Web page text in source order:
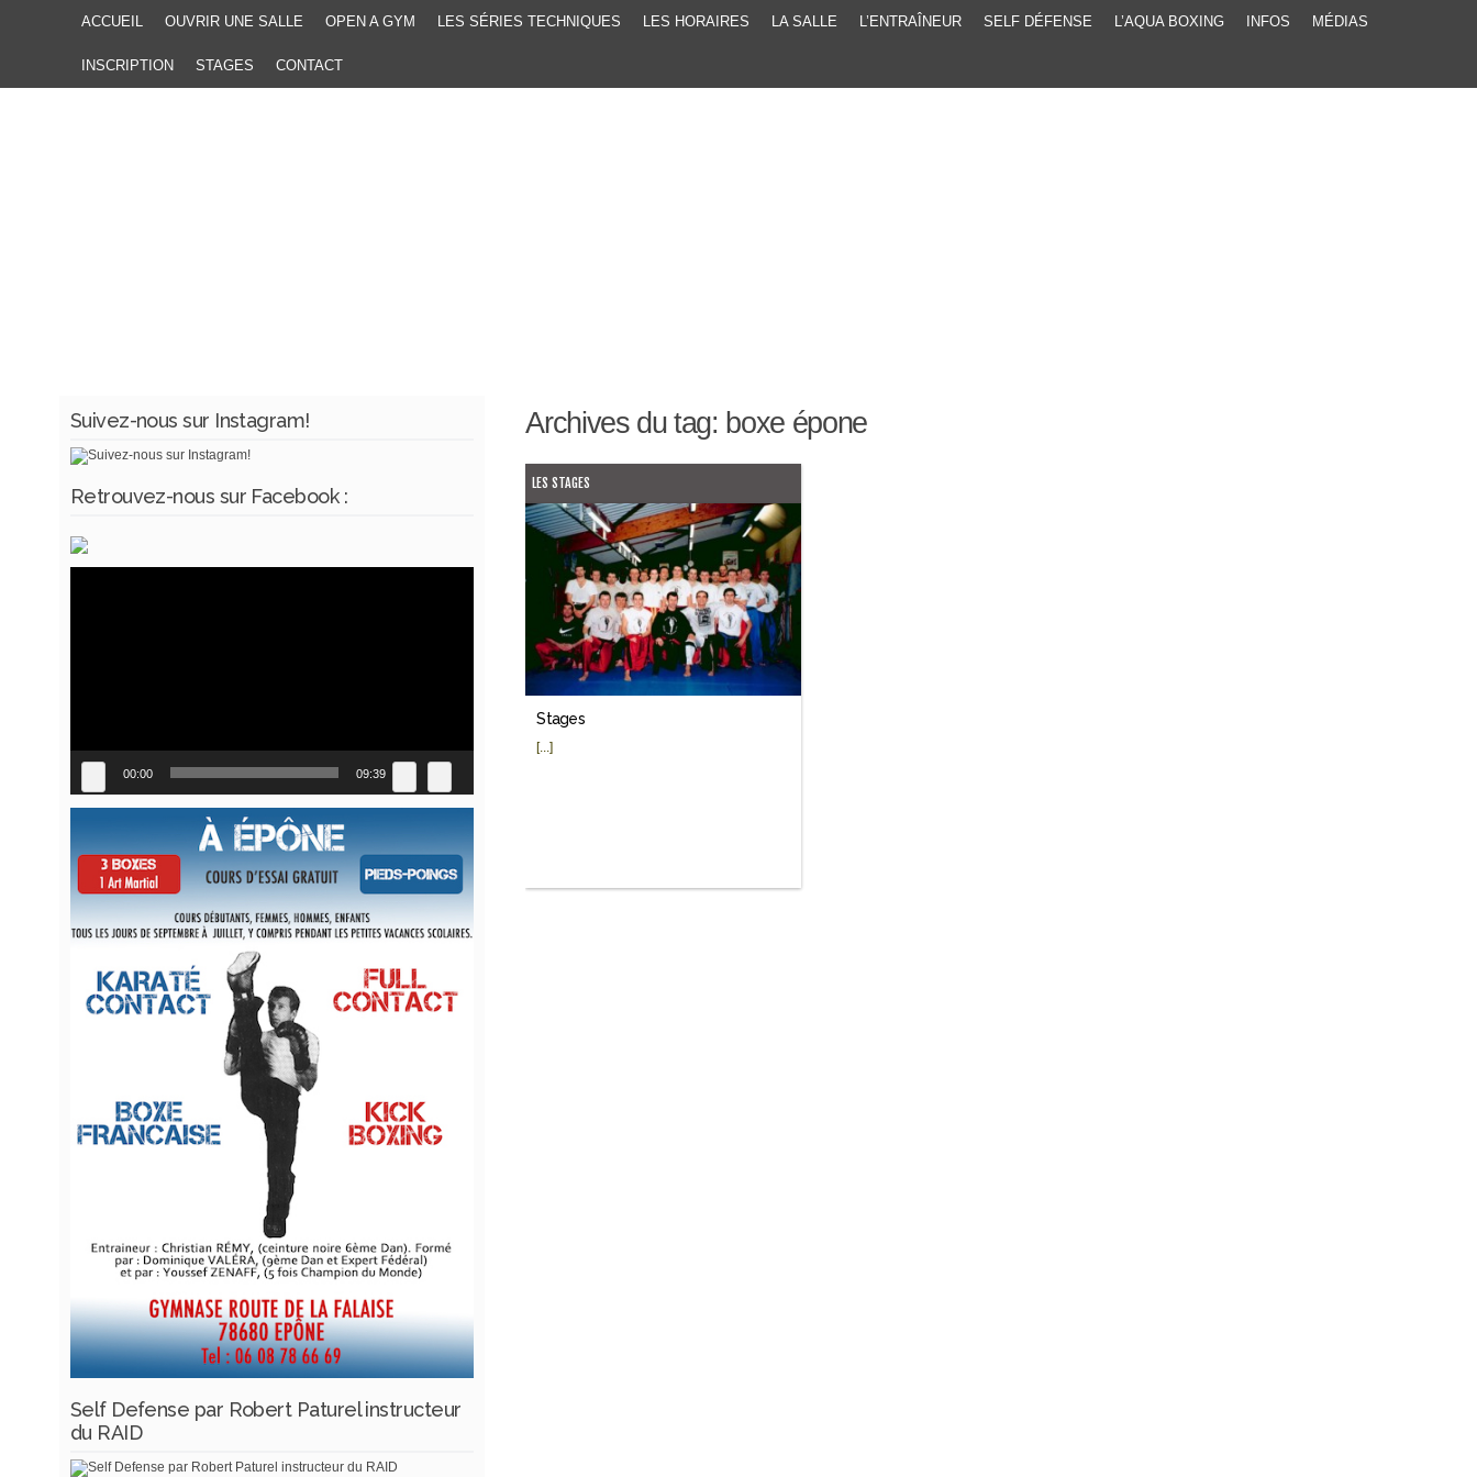
ACCUEIL OUVRIR UNE SALLE OPEN A GYM LES SÉRIES TECHNIQUES LES HORAIRES LA SALLE L’ENTRAÎNEUR SELF DÉFENSE L’AQUA BOXING INFOS MÉDIAS
INSCRIPTION STAGES CONTACT
Archives du tag: boxe épone
LES STAGES
Stages
[...]
Suivez-nous sur Instagram!
Retrouvez-nous sur Facebook :
00:00 09:39
Self Defense par Robert Paturel instructeur
du RAID